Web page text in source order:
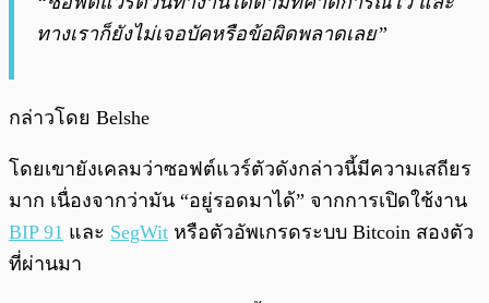
ทางเราก็ยังไม่เจอบัคหรือข้อผิดพลาดเลย”
กล่าวโดย Belshe
โดยเขายังเคลมว่าซอฟต์แวร์ตัวดังกล่าวนี้มีความเสถียร
มาก เนื่องจากว่ามัน “อยู่รอดมาได้”​ จากการเปิดใช้งาน
BIP 91 และ SegWit หรือตัวอัพเกรดระบบ Bitcoin สองตัว
ที่ผ่านมา